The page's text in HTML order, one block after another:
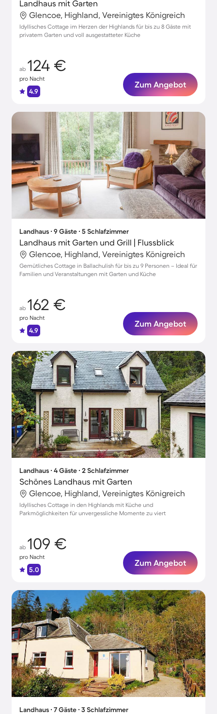
Landhaus mit Garten
Glencoe, Highland, Vereinigtes Königreich
Idyllisches Cottage im Herzen der Highlands für bis zu 8 Gäste mit
privatem Garten und voll ausgestatteter Küche
ab 124 €
pro Nacht
4.9
Zum Angebot
Landhaus ∙ 9 Gäste ∙ 5 Schlafzimmer
Landhaus mit Garten und Grill | Flussblick
Glencoe, Highland, Vereinigtes Königreich
Gemütliches Cottage in Ballachulish für bis zu 9 Personen – Ideal für
Familien und Veranstaltungen mit Garten und Küche
ab 162 €
pro Nacht
4.9
Zum Angebot
Landhaus ∙ 4 Gäste ∙ 2 Schlafzimmer
Schönes Landhaus mit Garten
Glencoe, Highland, Vereinigtes Königreich
Idyllisches Cottage in den Highlands mit Küche und
Parkmöglichkeiten für unvergessliche Momente zu viert
ab 109 €
pro Nacht
5.0
Zum Angebot
Landhaus ∙ 7 Gäste ∙ 3 Schlafzimmer